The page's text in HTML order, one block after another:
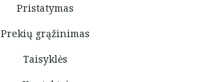
Pristatymas
Prekių grąžinimas
Taisyklės